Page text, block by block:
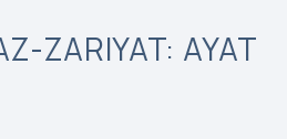
ZARIYAT: AYAT